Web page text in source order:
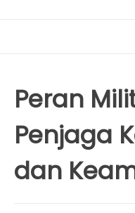
Peran
Penjaga
dan